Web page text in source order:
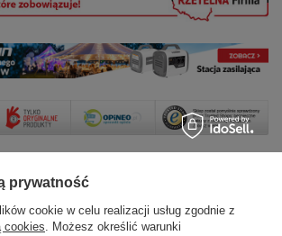
Zamówienia
prywatność
cookie w celu realizacji usług zgodnie z
cookies. Możesz określić warunki